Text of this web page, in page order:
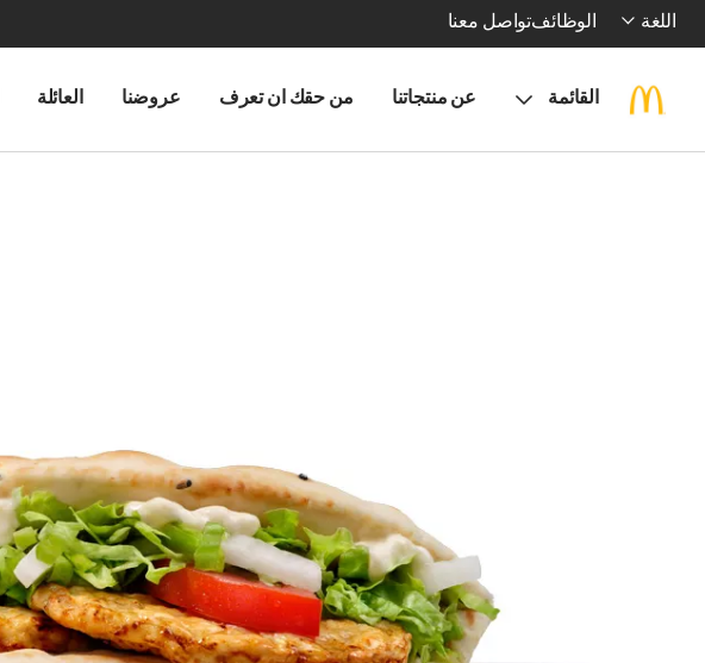
اللغة الوظائفتواصل معنا
القائمة عن منتجاتنا من حقك ان تعرف عروضنا العائلة